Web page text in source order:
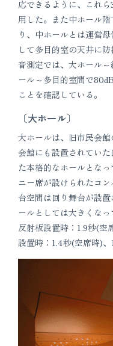
応できるように、これ
用した。また中ホール
り、中ホールとは運営
して多目的室の天井に
音測定では、大ホール
ール～多目的室間で
ことを確認している。
〔大ホール〕
大ホールは、旧市民会
会館にも設置されてい
た本格的なホールとな
ニー席が設けられたコ
台空間は回り舞台が設
ールとしては大きくな
反射板設置時：1.9秒(空
設置時：1.4秒(空席時)、